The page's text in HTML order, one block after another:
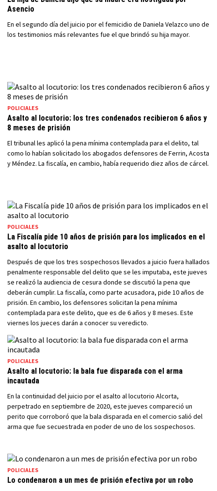
Asencio
En el segundo día del juicio por el femicidio de Daniela Velazco uno de
los testimonios más relevantes fue el que brindó su hija mayor.
POLICIALES
Asalto al locutorio: los tres condenados recibieron 6 años y
8 meses de prisión
El tribunal les aplicó la pena mínima contemplada para el delito, tal
como lo habían solicitado los abogados defensores de Ferrin, Acosta
y Méndez. La fiscalía, en cambio, había requerido diez años de cárcel.
POLICIALES
La Fiscalía pide 10 años de prisión para los implicados en el
asalto al locutorio
Después de que los tres sospechosos llevados a juicio fuera hallados
penalmente responsable del delito que se les imputaba, este jueves
se realizó la audiencia de cesura donde se discutió la pena que
deberán cumplir. La fiscalía, como parte acusadora, pide 10 años de
prisión. En cambio, los defensores solicitan la pena mínima
contemplada para este delito, que es de 6 años y 8 meses. Este
viernes los jueces darán a conocer su veredicto.
POLICIALES
Asalto al locutorio: la bala fue disparada con el arma
incautada
En la continuidad del juicio por el asalto al locutorio Alcorta,
perpetrado en septiembre de 2020, este jueves compareció un
perito que corroboró que la bala disparada en el comercio salió del
arma que fue secuestrada en poder de uno de los sospechosos.
POLICIALES
Lo condenaron a un mes de prisión efectiva por un robo